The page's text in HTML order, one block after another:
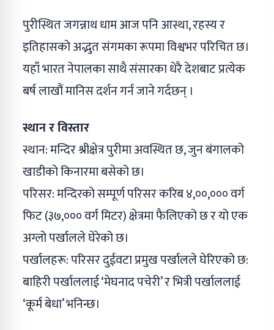
पुरीस्थित जगन्नाथ धाम आज पनि आस्था, रहस्य र
इतिहासको अद्भुत संगमका रूपमा विश्वभर परिचित छ।
यहाँ भारत नेपालका साथै संसारका धेरै देशबाट प्रत्येक
बर्ष लाखौं मानिस दर्शन गर्न जाने गर्दछन् ।
स्थान र विस्तार
स्थान: मन्दिर श्रीक्षेत्र पुरीमा अवस्थित छ, जुन बंगालको
खाडीको किनारमा बसेको छ।
परिसर: मन्दिरको सम्पूर्ण परिसर करिब ४,००,००० वर्ग
फिट (३७,००० वर्ग मिटर) क्षेत्रमा फैलिएको छ र यो एक
अग्लो पर्खालले घेरेको छ।
पर्खालहरू: परिसर दुईवटा प्रमुख पर्खालले घेरिएको छ:
बाहिरी पर्खाललाई ‘मेघनाद पचेरी’ र भित्री पर्खाललाई
‘कूर्म बेधा’ भनिन्छ।